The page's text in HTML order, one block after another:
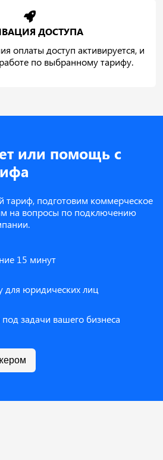
ДОСТУПА
оплаты доступ активируется, и
по выбранному тарифу.
или помощь с
подготовим коммерческое
на вопросы по подключению
15 минут
для юридических лиц
задачи вашего бизнеса